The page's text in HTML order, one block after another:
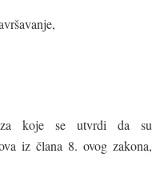
koje se utvrdi da su
iz člana 8. ovog zakona,